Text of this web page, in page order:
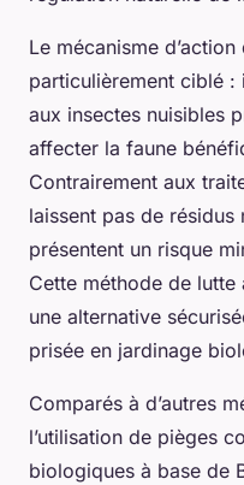
Le mécanisme
particulièrement ciblé :
aux insectes nuisibles
affecter la faune
Contrairement aux
laissent pas de
présentent un risque
Cette méthode de
une alternative
prisée en jardinage
Comparés à d’autres
l’utilisation de pièges
biologiques à base de